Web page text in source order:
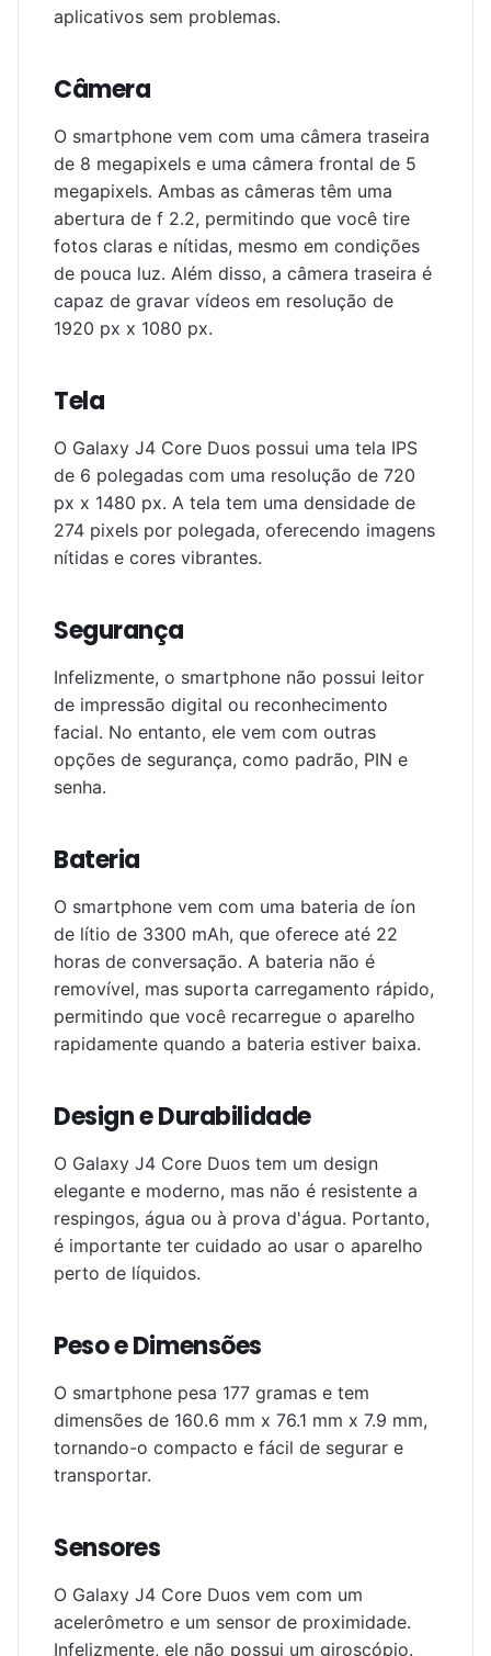
aplicativos sem problemas.
Câmera
O smartphone vem com uma câmera traseira
de 8 megapixels e uma câmera frontal de 5
megapixels. Ambas as câmeras têm uma
abertura de f 2.2, permitindo que você tire
fotos claras e nítidas, mesmo em condições
de pouca luz. Além disso, a câmera traseira é
capaz de gravar vídeos em resolução de
1920 px x 1080 px.
Tela
O Galaxy J4 Core Duos possui uma tela IPS
de 6 polegadas com uma resolução de 720
px x 1480 px. A tela tem uma densidade de
274 pixels por polegada, oferecendo imagens
nítidas e cores vibrantes.
Segurança
Infelizmente, o smartphone não possui leitor
de impressão digital ou reconhecimento
facial. No entanto, ele vem com outras
opções de segurança, como padrão, PIN e
senha.
Bateria
O smartphone vem com uma bateria de íon
de lítio de 3300 mAh, que oferece até 22
horas de conversação. A bateria não é
removível, mas suporta carregamento rápido,
permitindo que você recarregue o aparelho
rapidamente quando a bateria estiver baixa.
Design e Durabilidade
O Galaxy J4 Core Duos tem um design
elegante e moderno, mas não é resistente a
respingos, água ou à prova d'água. Portanto,
é importante ter cuidado ao usar o aparelho
perto de líquidos.
Peso e Dimensões
O smartphone pesa 177 gramas e tem
dimensões de 160.6 mm x 76.1 mm x 7.9 mm,
tornando-o compacto e fácil de segurar e
transportar.
Sensores
O Galaxy J4 Core Duos vem com um
acelerômetro e um sensor de proximidade.
Infelizmente, ele não possui um giroscópio.